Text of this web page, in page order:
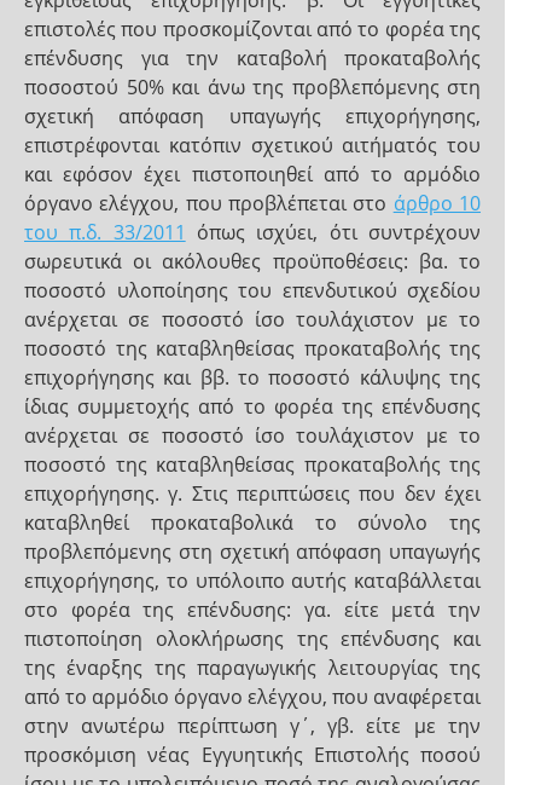
επιστολές που προσκομίζονται από το φορέα της
επένδυσης για την καταβολή προκαταβολής
ποσοστού 50% και άνω της προβλεπόμενης στη
σχετική απόφαση υπαγωγής επιχορήγησης,
επιστρέφονται κατόπιν σχετικού αιτήματός του
και εφόσον έχει πιστοποιηθεί από το αρμόδιο
όργανο ελέγχου, που προβλέπεται στο άρθρο 10
του π.δ. 33/2011 όπως ισχύει, ότι συντρέχουν
σωρευτικά οι ακόλουθες προϋποθέσεις: βα. το
ποσοστό υλοποίησης του επενδυτικού σχεδίου
ανέρχεται σε ποσοστό ίσο τουλάχιστον με το
ποσοστό της καταβληθείσας προκαταβολής της
επιχορήγησης και ββ. το ποσοστό κάλυψης της
ίδιας συμμετοχής από το φορέα της επένδυσης
ανέρχεται σε ποσοστό ίσο τουλάχιστον με το
ποσοστό της καταβληθείσας προκαταβολής της
επιχορήγησης. γ. Στις περιπτώσεις που δεν έχει
καταβληθεί προκαταβολικά το σύνολο της
προβλεπόμενης στη σχετική απόφαση υπαγωγής
επιχορήγησης, το υπόλοιπο αυτής καταβάλλεται
στο φορέα της επένδυσης: γα. είτε μετά την
πιστοποίηση ολοκλήρωσης της επένδυσης και
της έναρξης της παραγωγικής λειτουργίας της
από το αρμόδιο όργανο ελέγχου, που αναφέρεται
στην ανωτέρω περίπτωση γ΄, γβ. είτε με την
προσκόμιση νέας Εγγυητικής Επιστολής ποσού